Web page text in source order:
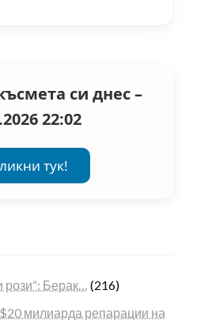
си днес –
22:02
тук!
рози“: Берак… (216)
милиарда репарации на